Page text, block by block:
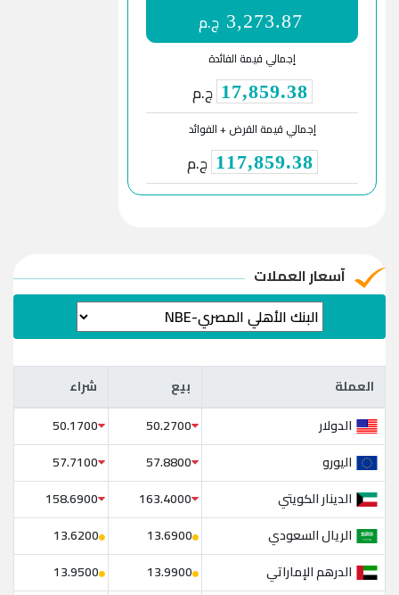
3,273.87 ج.م
إجمالي قيمة الفائدة
17,859.38 ج.م
إجمالي قيمة القرض + الفوائد
117,859.38 ج.م
آسعار العملات
العملة بيع شراء العملة بيع
شراء
الدولار
50.2700
50.1700
اليورو
57.8800
57.7100
الدينار الكويتي
163.4000
158.6900
الريال السعودي
13.6900
13.6200
الدرهم الإماراتي
13.9900
13.9500